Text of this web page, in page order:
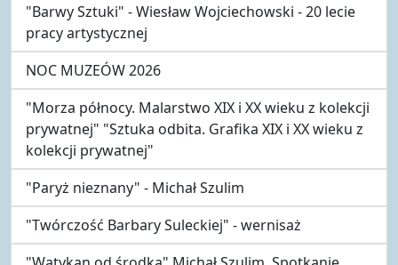
"Barwy Sztuki" - Wiesław Wojciechowski - 20 lecie
pracy artystycznej
NOC MUZEÓW 2026
"Morza północy. Malarstwo XIX i XX wieku z kolekcji
prywatnej" "Sztuka odbita. Grafika XIX i XX wieku z
kolekcji prywatnej"
"Paryż nieznany" - Michał Szulim
"Twórczość Barbary Suleckiej" - wernisaż